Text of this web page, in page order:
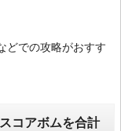
どでの攻略がおすす
コアボムを合計